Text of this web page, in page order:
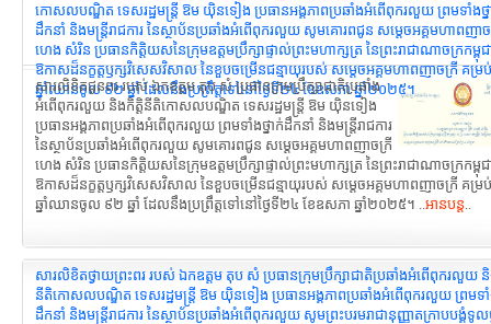
កោសលបណ្ឌិត ទេសរដ្ឋមន្ដ្រី ឱម យ៉ិនទៀង ប្រធានអង្គភាពប្រឆាំងអំពើពុករលួយ ព្រមទាំងថ្ន
ដឹកនាំ និងមន្ត្រីរាជការ នៃស្ថាប័នប្រឆាំងអំពើពុករលួយ សូមគោរពជូន សម្តេចអគ្គមហាពញា
ហេង សំរិន ប្រធានកិត្តិយសនៃក្រុមឧត្តមប្រឹក្សាផ្ទាល់ព្រះមហាក្សត្រ នៃព្រះរាជាណាចក្រកម្ពុជ
ឱកាសដ៏នក្ខត្តឫក្សវិសេសវិសាល នៃខួបចម្រើនជន្មាយុរបស់ សម្តេចអគ្គមហាពញាចក្រី គម្រ
ឆ្នាំឈានចូល ៩២ ឆ្នាំ ដែលនឹងប្រព្រឹត្តទៅនៅថ្ងៃទី២៤ ខែឧសភា ឆ្នាំ២០២៥។
សារលិខិតជូនពរ របស់ ឯកឧត្តម តុប សំ ប្រធានក្រុមប្រឹក្សាជាតិប្រឆាំង
អំពើពុករលួយ និងកិត្តិនីតិកោសលបណ្ឌិត ទេសរដ្ឋមន្ដ្រី ឱម យ៉ិនទៀង
ប្រធានអង្គភាពប្រឆាំងអំពើពុករលួយ ព្រមទាំងថ្នាក់ដឹកនាំ និងមន្ត្រីរាជការ
នៃស្ថាប័នប្រឆាំងអំពើពុករលួយ សូមគោរពជូន សម្តេចអគ្គមហាពញាចក្រី
ហេង សំរិន ប្រធានកិត្តិយសនៃក្រុមឧត្តមប្រឹក្សាផ្ទាល់ព្រះមហាក្សត្រ នៃព្រះរាជាណាចក្រកម្ពុជ
ឱកាសដ៏នក្ខត្តឫក្សវិសេសវិសាល នៃខួបចម្រើនជន្មាយុរបស់ សម្តេចអគ្គមហាពញាចក្រី គម្រ
ឆ្នាំឈានចូល ៩២ ឆ្នាំ ដែលនឹងប្រព្រឹត្តទៅនៅថ្ងៃទី២៤ ខែឧសភា ឆ្នាំ២០២៥។ ..អានបន្ត..
សារលិខិតថ្វាយព្រះពរ របស់ ឯកឧត្តម តុប សំ ប្រធានក្រុមប្រឹក្សាជាតិប្រឆាំងអំពើពុករលួយ និ
នីតិកោសលបណ្ឌិត ទេសរដ្ឋមន្ដ្រី ឱម យ៉ិនទៀង ប្រធានអង្គភាពប្រឆាំងអំពើពុករលួយ ព្រមទាំ
ដឹកនាំ និងមន្ត្រីរាជការ នៃស្ថាប័នប្រឆាំងអំពើពុករលួយ សូមព្រះបរមរាជានុញ្ញាតក្រាបបង្គំទូល